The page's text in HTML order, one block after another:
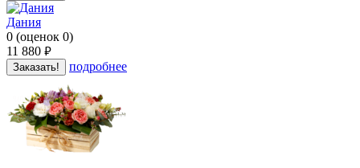
Дания
0 (оценок 0)
11 880 руб.
Заказать! подробнее